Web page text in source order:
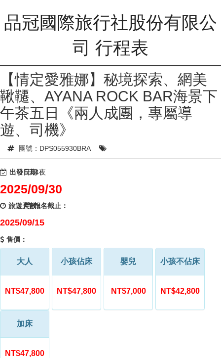
品冠國際旅行社股份有限公
司 行程表
【情定愛雅娜】秘境探索、網美
鞦韆、AYANA ROCK BAR海景下
午茶五日《兩人成團，專屬導
遊、司機》
團號：DPS055930BRA
出發日期：
2025/09/30
旅遊天數：
5天4夜
報名截止：
2025/09/15
售價：
大人
NT$47,800
小孩佔床
NT$47,800
嬰兒
NT$7,000
小孩不佔床
NT$42,800
加床
NT$47,800